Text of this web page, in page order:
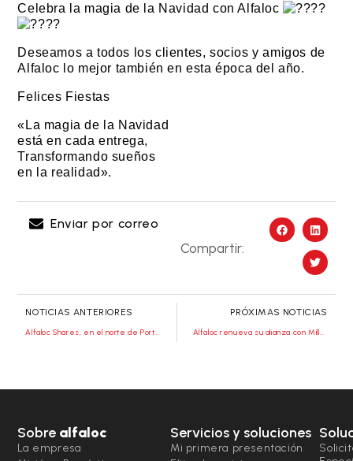
Celebra la magia de la Navidad con Alfaloc
Deseamos a todos los clientes, socios y amigos de
Alfaloc lo mejor también en esta época del año.
Felices Fiestas
«La magia de la Navidad
está en cada entrega,
Transformando sueños
en la realidad».
Enviar por correo
Compartir:
NOTICIAS ANTERIORES
Alfaloc Shares, en el norte de Portugal
PRÓXIMAS NOTICIAS
Alfaloc renueva su alianza con Millenium BCP
Sobre alfaloc
La empresa
Servicios y soluciones
Mi primera presentación